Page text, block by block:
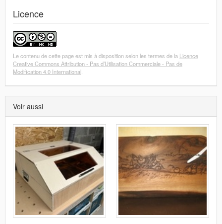
Licence
Le contenu de cette page est mis à disposition selon les termes de la Licence
Creative Commons Attribution - Pas d’Utilisation Commerciale - Pas de
Modification 4.0 International
Voir aussi